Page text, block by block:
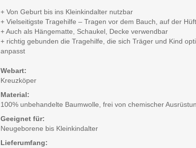
+ Von Geburt bis ins Kleinkindalter nutzbar
+ Vielseitigste Tragehilfe – Tragen vor dem Bauch, auf der
+ Auch als Hängematte, Schaukel, Decke verwendbar
+ richtig gebunden die Tragehilfe, die sich Träger und Kind
anpasst
Webart:
Kreuzköper
Material:
100% unbehandelte Baumwolle, frei von chemischer
Geeignet für:
Neugeborene bis Kleinkindalter
Lieferumfang: